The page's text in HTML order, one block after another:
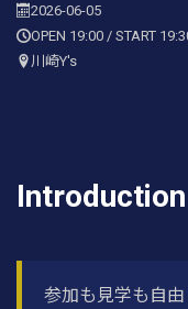
2026-06-05
OPEN 19:00 / START
川崎Y's
Introduction
参加も見学も自由